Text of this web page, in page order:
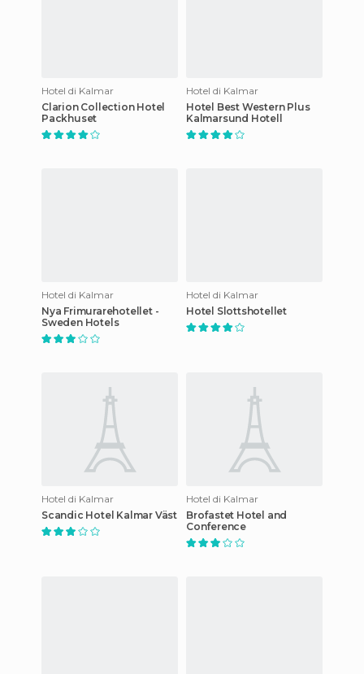
Hotel di Kalmar
Clarion Collection Hotel
Packhuset
Hotel di Kalmar
Hotel Best Western Plus
Kalmarsund Hotell
Hotel di Kalmar
Nya Frimurarehotellet -
Sweden Hotels
Hotel di Kalmar
Hotel Slottshotellet
Hotel di Kalmar
Scandic Hotel Kalmar Väst
Hotel di Kalmar
Brofastet Hotel and
Conference